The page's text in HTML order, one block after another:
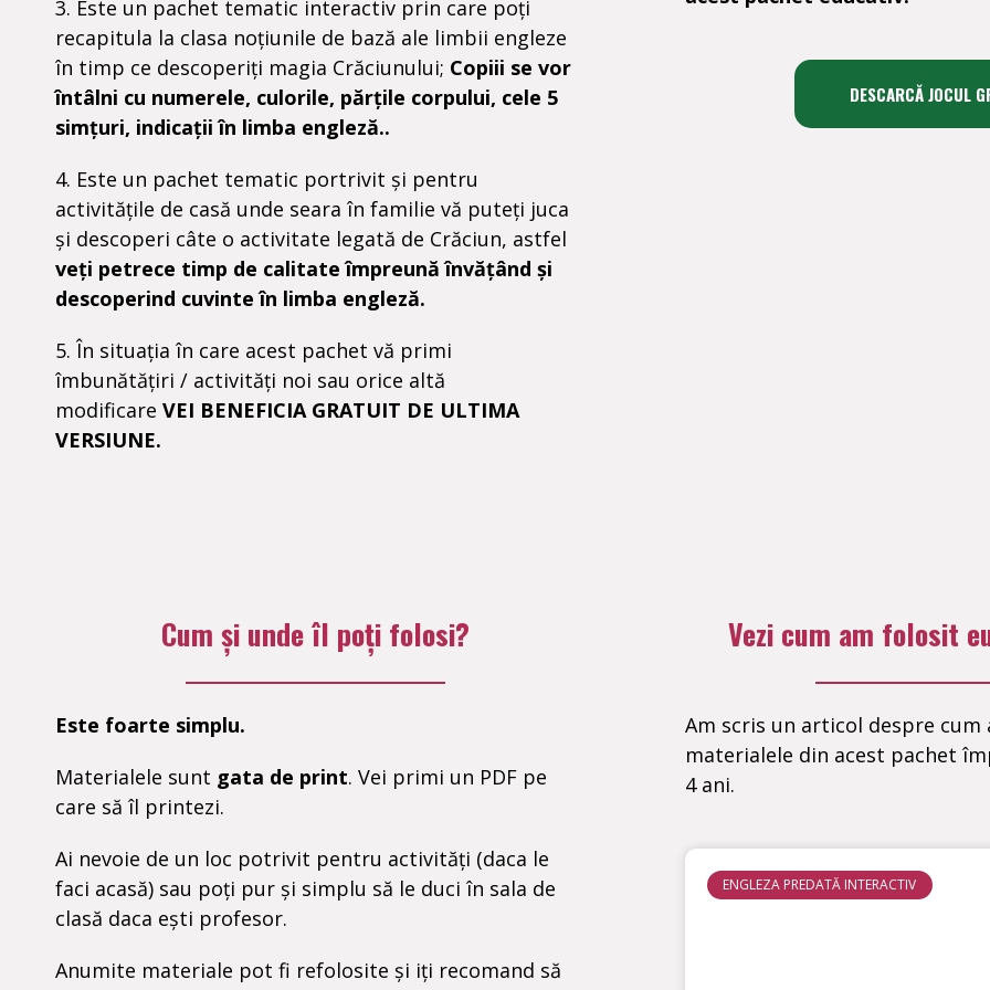
3. Este un pachet tematic interactiv prin care poți
recapitula la clasa noțiunile de bază ale limbii engleze
în timp ce descoperiți magia Crăciunului; Copiii se vor
întâlni cu numerele, culorile, părțile corpului, cele 5
simțuri, indicații în limba engleză..
4. Este un pachet tematic portrivit și pentru
activitățile de casă unde seara în familie vă puteți juca
și descoperi câte o activitate legată de Crăciun, astfel
veți petrece timp de calitate împreună învățând și
descoperind cuvinte în limba engleză.
5. În situația în care acest pachet vă primi
îmbunătățiri / activități noi sau orice altă
modificare VEI BENEFICIA GRATUIT DE ULTIMA
VERSIUNE.
DESCARCĂ JOCUL
Cum și unde îl poți folosi?
Este foarte simplu.
Materialele sunt gata de print. Vei primi un PDF pe
care să îl printezi.
Ai nevoie de un loc potrivit pentru activități (daca le
faci acasă) sau poți pur și simplu să le duci în sala de
clasă daca ești profesor.
Anumite materiale pot fi refolosite și iți recomand să
Vezi cum am folosit
Am scris un articol despre cum
materialele din acest pachet
4 ani.
ENGLEZA PREDATĂ INTERACTIV